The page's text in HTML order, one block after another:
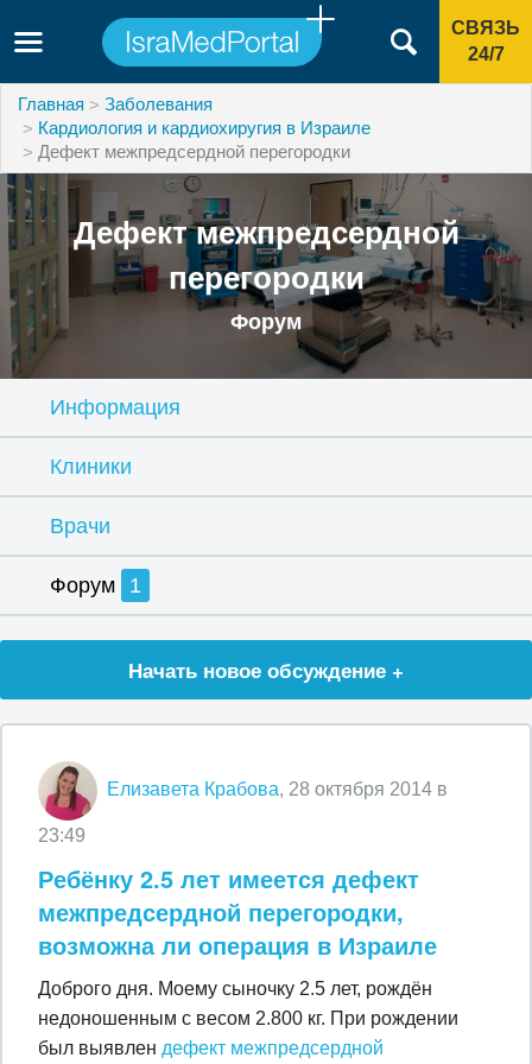
СВЯЗЬ
24/7
Главная
Заболевания
Кардиология и кардиохиругия в Израиле
Дефект межпредсердной перегородки
Дефект межпредсердной
перегородки
Форум
Информация
Клиники
Врачи
Форум 1
Начать новое обсуждение +
Елизавета Крабова, 28 октября 2014 в
23:49
Ребёнку 2.5 лет имеется дефект
межпредсердной перегородки,
возможна ли операция в Израиле
Доброго дня. Моему сыночку 2.5 лет, рождён
недоношенным с весом 2.800 кг. При рождении
был выявлен дефект межпредсердной